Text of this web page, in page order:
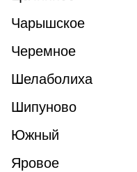
Чарышское
Черемное
Шелаболиха
Шипуново
Южный
Яровое